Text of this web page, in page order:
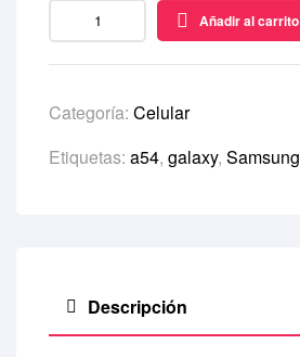
Añadir al carrito
Categoría: Celular
Etiquetas: a54, galaxy, Samsung
Descripción